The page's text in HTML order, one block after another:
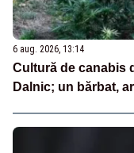
6 aug. 2026, 13:14
Cultură de canabis
Dalnic; un bărbat,